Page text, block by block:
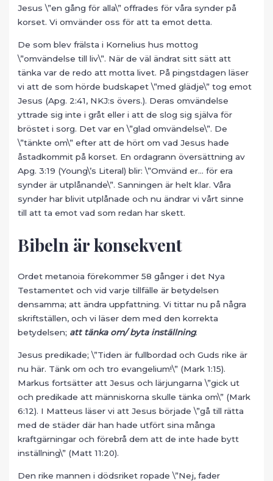
Jesus \”en gång för alla\” offrades för våra synder på
korset. Vi omvänder oss för att ta emot detta.
De som blev frälsta i Kornelius hus mottog
\”omvändelse till liv\”. När de väl ändrat sitt sätt att
tänka var de redo att motta livet. På pingstdagen läser
vi att de som hörde budskapet \”med glädje\” tog emot
Jesus (Apg. 2:41, NKJ:s övers.). Deras omvändelse
yttrade sig inte i gråt eller i att de slog sig själva för
bröstet i sorg. Det var en \”glad omvändelse\”. De
\”tänkte om\” efter att de hört om vad Jesus hade
åstadkommit på korset. En ordagrann översättning av
Apg. 3:19 (Young\’s Literal) blir: \”Omvänd er… för era
synder är utplånande\”. Sanningen är helt klar. Våra
synder har blivit utplånade och nu ändrar vi vårt sinne
till att ta emot vad som redan har skett.
Bibeln är konsekvent
Ordet metanoia förekommer 58 gånger i det Nya
Testamentet och vid varje tillfälle är betydelsen
densamma; att ändra uppfattning. Vi tittar nu på några
skriftställen, och vi läser dem med den korrekta
betydelsen; att tänka om/ byta inställning.
Jesus predikade; \”Tiden är fullbordad och Guds rike är
nu här. Tänk om och tro evangelium!\” (Mark 1:15).
Markus fortsätter att Jesus och lärjungarna \”gick ut
och predikade att människorna skulle tänka om\” (Mark
6:12). I Matteus läser vi att Jesus började \”gå till rätta
med de städer där han hade utfört sina många
kraftgärningar och förebrå dem att de inte hade bytt
inställning\” (Matt 11:20).
Den rike mannen i dödsriket ropade \”Nej, fader